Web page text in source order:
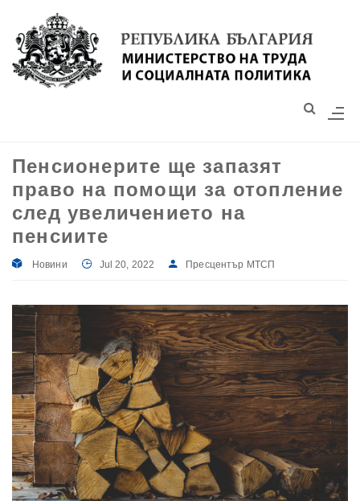
Моля,
обърнете
със
система
Пенсионерите ще запазят
право на помощи за отопление
след увеличението на
пенсиите
Новини Jul 20, 2022 Пресцентър МТСП